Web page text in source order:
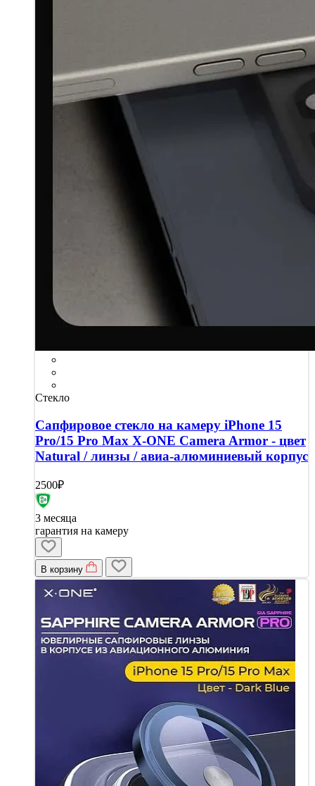
Стекло
Сапфировое стекло на камеру iPhone 15
Pro/15 Pro Max X-ONE Camera Armor - цвет
Natural / линзы / авиа-алюминиевый корпус
2500₽
3 месяца
гарантия на камеру
В корзину